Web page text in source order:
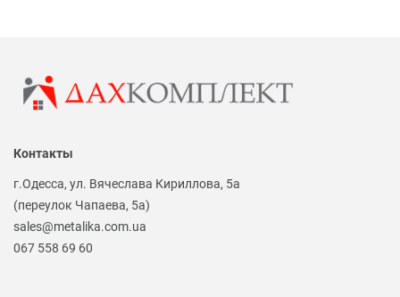
Контакты
г.Одесса, ул. Вячеслава Кириллова, 5а
(переулок Чапаева, 5а)
sales@metalika.com.ua
067 558 69 60